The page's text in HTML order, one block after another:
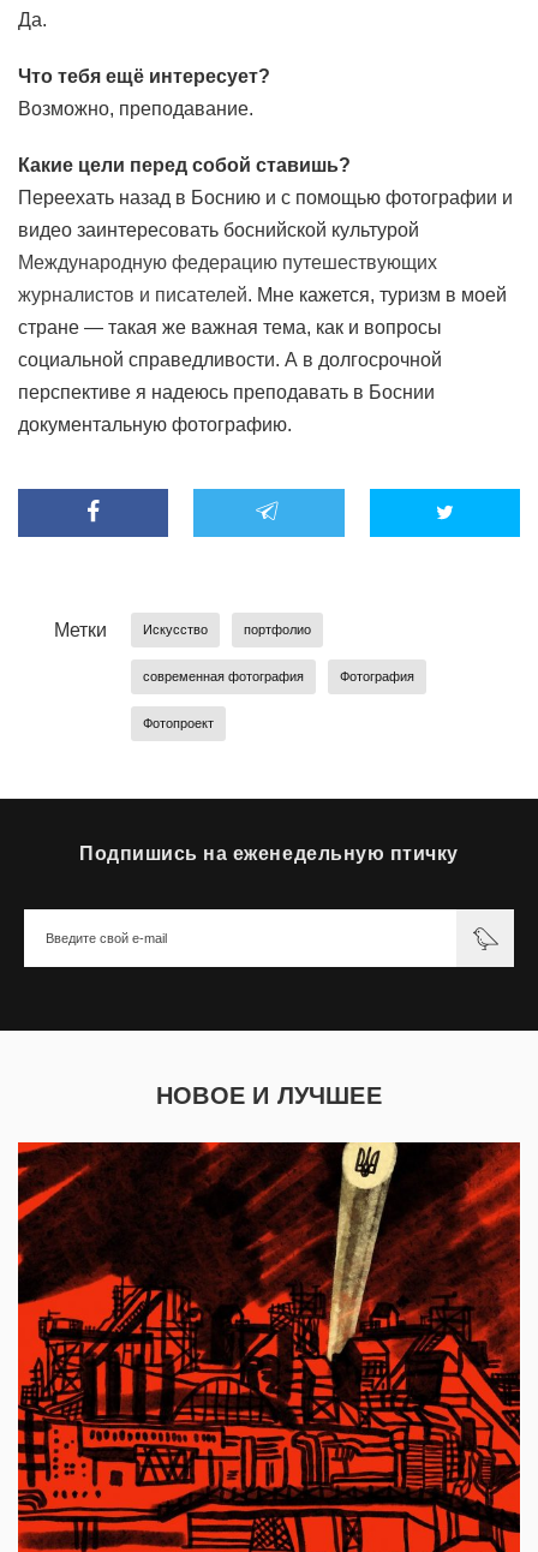
Да.
Что тебя ещё интересует?
Возможно, преподавание.
Какие цели перед собой ставишь?
Переехать назад в Боснию и с помощью фотографии и
видео заинтересовать боснийской культурой
Международную федерацию путешествующих
журналистов и писателей. Мне кажется, туризм в моей
стране — такая же важная тема, как и вопросы
социальной справедливости. А в долгосрочной
перспективе я надеюсь преподавать в Боснии
документальную фотографию.
Метки Искусство портфолио
современная фотография Фотография
Фотопроект
Подпишись на еженедельную птичку
НОВОЕ И ЛУЧШЕЕ